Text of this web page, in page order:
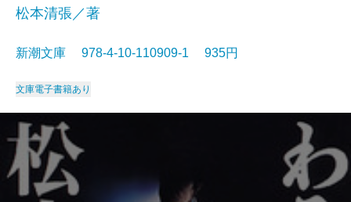
松本清張／著
新潮文庫 978-4-10-110909-1 935円
文庫電子書籍あり